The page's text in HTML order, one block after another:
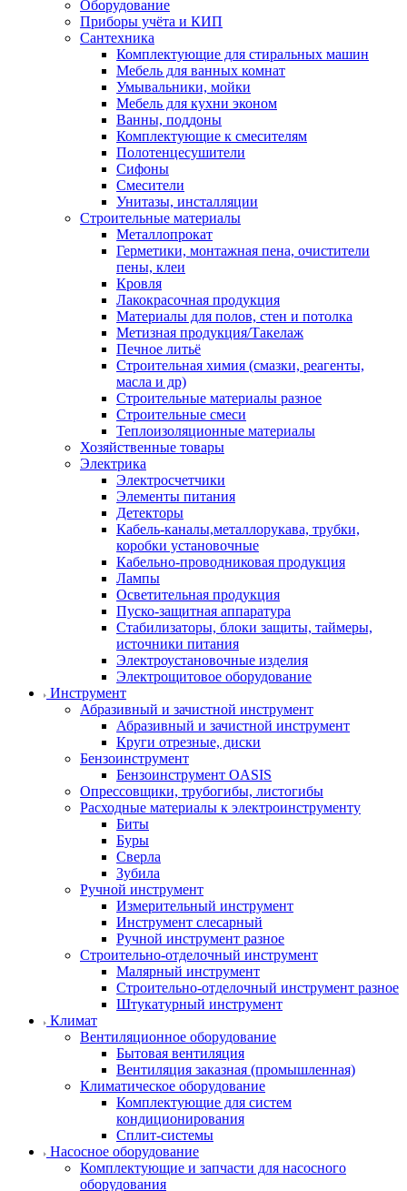
Оборудование
Приборы учёта и КИП
Сантехника
Комплектующие для стиральных машин
Мебель для ванных комнат
Умывальники, мойки
Мебель для кухни эконом
Ванны, поддоны
Комплектующие к смесителям
Полотенцесушители
Сифоны
Смесители
Унитазы, инсталляции
Строительные материалы
Металлопрокат
Герметики, монтажная пена, очистители
пены, клеи
Кровля
Лакокрасочная продукция
Материалы для полов, стен и потолка
Метизная продукция/Такелаж
Печное литьё
Строительная химия (смазки, реагенты,
масла и др)
Строительные материалы разное
Строительные смеси
Теплоизоляционные материалы
Хозяйственные товары
Электрика
Электросчетчики
Элементы питания
Детекторы
Кабель-каналы,металлорукава, трубки,
коробки установочные
Кабельно-проводниковая продукция
Лампы
Осветительная продукция
Пуско-защитная аппаратура
Стабилизаторы, блоки защиты, таймеры,
источники питания
Электроустановочные изделия
Электрощитовое оборудование
Инструмент
Абразивный и зачистной инструмент
Абразивный и зачистной инструмент
Круги отрезные, диски
Бензоинструмент
Бензоинструмент OASIS
Опрессовщики, трубогибы, листогибы
Расходные материалы к электроинструменту
Биты
Буры
Сверла
Зубила
Ручной инструмент
Измерительный инструмент
Инструмент слесарный
Ручной инструмент разное
Строительно-отделочный инструмент
Малярный инструмент
Строительно-отделочный инструмент разное
Штукатурный инструмент
Климат
Вентиляционное оборудование
Бытовая вентиляция
Вентиляция заказная (промышленная)
Климатическое оборудование
Комплектующие для систем
кондиционирования
Сплит-системы
Насосное оборудование
Комплектующие и запчасти для насосного
оборудования